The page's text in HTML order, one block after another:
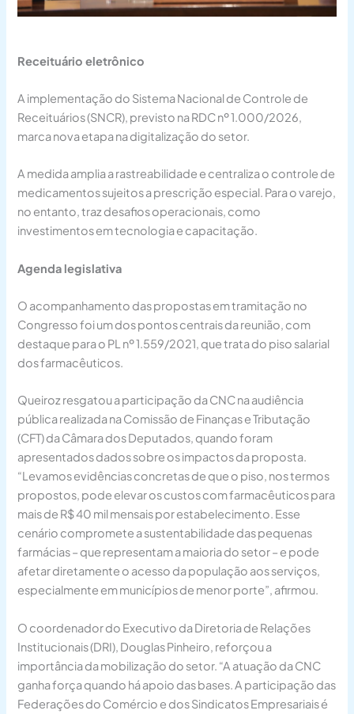
Receituário eletrônico
A implementação do Sistema Nacional de Controle de
Receituários (SNCR), previsto na RDC nº 1.000/2026,
marca nova etapa na digitalização do setor.
A medida amplia a rastreabilidade e centraliza o controle de
medicamentos sujeitos a prescrição especial. Para o varejo,
no entanto, traz desafios operacionais, como
investimentos em tecnologia e capacitação.
Agenda legislativa
O acompanhamento das propostas em tramitação no
Congresso foi um dos pontos centrais da reunião, com
destaque para o PL nº 1.559/2021, que trata do piso salarial
dos farmacêuticos.
Queiroz resgatou a participação da CNC na audiência
pública realizada na Comissão de Finanças e Tributação
(CFT) da Câmara dos Deputados, quando foram
apresentados dados sobre os impactos da proposta.
“Levamos evidências concretas de que o piso, nos termos
propostos, pode elevar os custos com farmacêuticos para
mais de R$ 40 mil mensais por estabelecimento. Esse
cenário compromete a sustentabilidade das pequenas
farmácias – que representam a maioria do setor – e pode
afetar diretamente o acesso da população aos serviços,
especialmente em municípios de menor porte”, afirmou.
O coordenador do Executivo da Diretoria de Relações
Institucionais (DRI), Douglas Pinheiro, reforçou a
importância da mobilização do setor. “A atuação da CNC
ganha força quando há apoio das bases. A participação das
Federações do Comércio e dos Sindicatos Empresariais é